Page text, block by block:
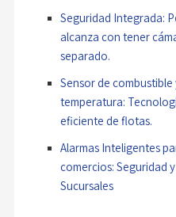
Seguridad Integrada:
alcanza con tener
separado.
Sensor de combustible
temperatura:
eficiente de flotas.
Alarmas Inteligentes
comercios: Seguridad
Sucursales